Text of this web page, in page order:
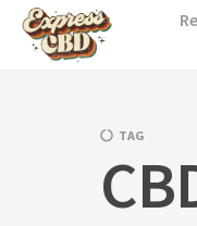
Skip
TAG